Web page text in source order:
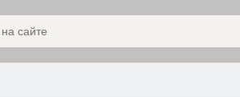
сайту